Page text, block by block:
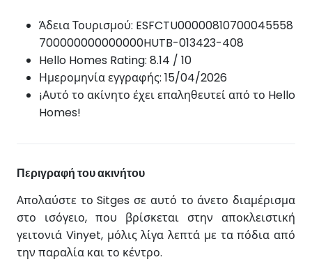
Άδεια Τουρισμού: ESFCTU00000810700045558
700000000000000HUTB-013423-408
Hello Homes Rating: 8.14 / 10
Ημερομηνία εγγραφής: 15/04/2026
¡Αυτό το ακίνητο έχει επαληθευτεί από το Hello
Homes!
Περιγραφή του ακινήτου
Απολαύστε το Sitges σε αυτό το άνετο διαμέρισμα
στο ισόγειο, που βρίσκεται στην αποκλειστική
γειτονιά Vinyet, μόλις λίγα λεπτά με τα πόδια από
την παραλία και το κέντρο.